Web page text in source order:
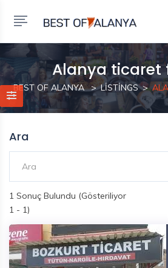
Alanya ticaret
BEST OF ALANYA LISTINGS
Ara
1 Sonuç Bulundu (Gösteriliyor
1 - 1)